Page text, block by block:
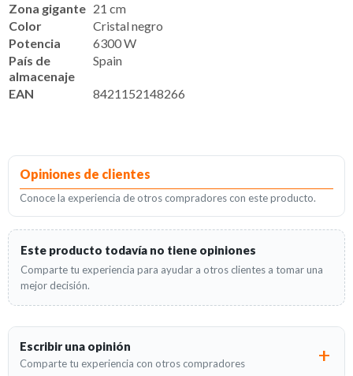
Zona gigante 21 cm
Color
Cristal negro
Potencia
6300 W
País de
almacenaje
Spain
EAN 8421152148266
Opiniones de clientes
Conoce la experiencia de otros compradores con este producto.
Este producto todavía no tiene opiniones
Comparte tu experiencia para ayudar a otros clientes a tomar una
mejor decisión.
Escribir una opinión
Comparte tu experiencia con otros compradores